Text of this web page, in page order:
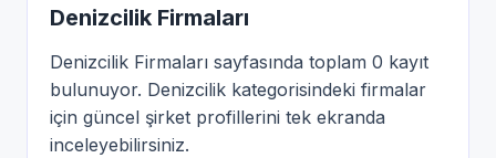
Denizcilik Firmaları
Denizcilik Firmaları sayfasında toplam 0 kayıt
bulunuyor. Denizcilik kategorisindeki firmalar
için güncel şirket profillerini tek ekranda
inceleyebilirsiniz.